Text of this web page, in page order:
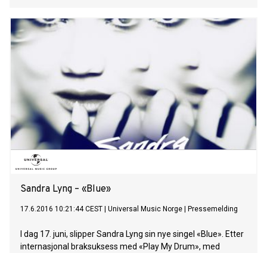
Sandra Lyng – «Blue»
17.6.2016 10:21:44 CEST Universal Music Norge Pressemelding
I dag 17. juni, slipper Sandra Lyng sin nye singel «Blue». Etter
internasjonal braksuksess med «Play My Drum», med